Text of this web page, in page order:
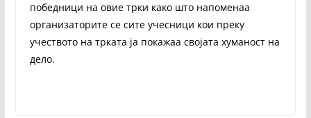
победници на овие трки како што напоменаа
организаторите се сите учесници кои преку
учеството на трката ја покажаа својата хуманост на
дело.